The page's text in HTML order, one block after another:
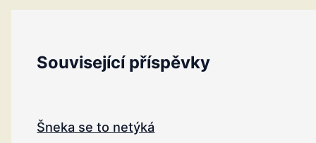
Související příspěvky
Šneka se to netýká